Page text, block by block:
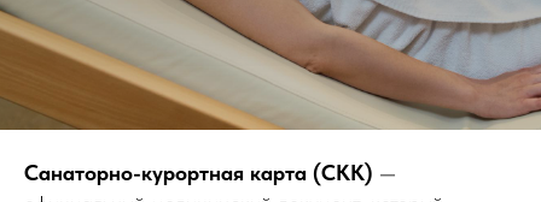
Санаторно-курортная карта (СКК) —